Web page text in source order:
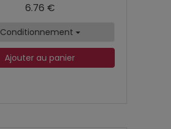
6.76 €
Conditionnement
Ajouter au panier